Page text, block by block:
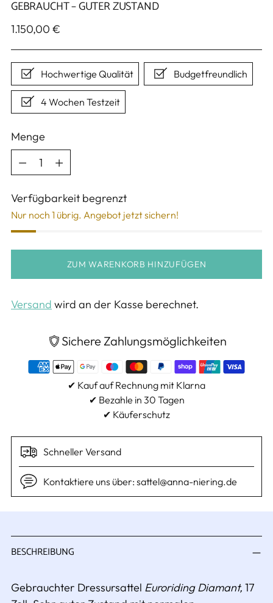
GEBRAUCHT – GUTER ZUSTAND
Regulärer
1.150,00 €
Hochwertige Qualität Budgetfreundlich
4 Wochen Testzeit
Menge
Menge
Verfügbarkeit begrenzt
Nur noch 1 übrig. Angebot jetzt sichern!
ZUM WARENKORB HINZUFÜGEN
Versand wird an der Kasse berechnet.
Sichere Zahlungsmöglichkeiten
✔ Kauf auf Rechnung mit Klarna
✔ Bezahle in 30 Tagen
✔ Käuferschutz
Schneller Versand
Kontaktiere uns über: sattel@anna-niering.de
in
den
legen
BESCHREIBUNG
Gebrauchter Dressursattel Euroriding Diamant, 17